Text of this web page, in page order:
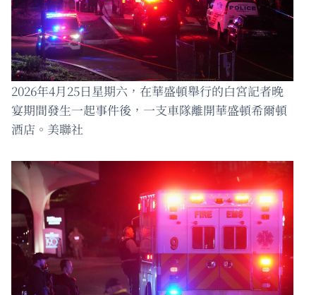
2026年4月25日星期六，在華盛頓舉行的白宮記者晚
宴期間發生一起事件後，一支車隊離開華盛頓希爾頓
酒店。美聯社